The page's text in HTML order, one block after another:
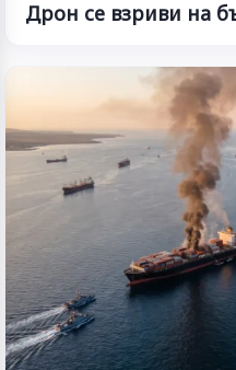
Дрон се взриви на